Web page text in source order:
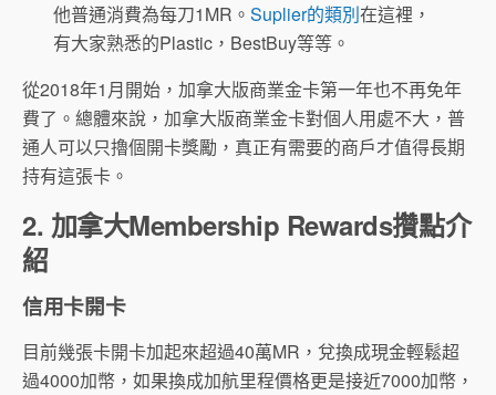
他普通消費為每刀1MR。Suplier的類別在這裡，
有大家熟悉的Plastic，BestBuy等等。
從2018年1月開始，加拿大版商業金卡第一年也不再免年
費了。總體來說，加拿大版商業金卡對個人用處不大，普
通人可以只擼個開卡獎勵，真正有需要的商戶才值得長期
持有這張卡。
2. 加拿大Membership Rewards攢點介
紹
信用卡開卡
目前幾張卡開卡加起來超過40萬MR，兌換成現金輕鬆超
過4000加幣，如果換成加航里程價格更是接近7000加幣，